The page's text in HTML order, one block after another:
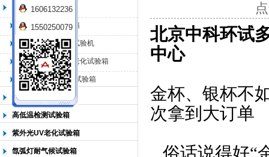
北京中科环试仪器有限公司
臭氧老化试验箱
QL-100臭氧老化箱
QL-225臭氧老化试验机
QL-500动态臭氧老化试验箱
QL-0*型臭氧老化试验箱
低温恒温试验箱
高低温检测试验箱
紫外光UV老化试验箱
氙弧灯耐气候试验箱
北京中科环试
中心
金杯、银杯不
次拿到大订单
俗话说得好“
1606132236
1550250079